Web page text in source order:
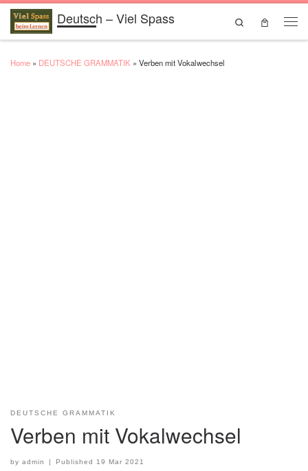
Skip to contentDeutsch – Viel Spass
Search
Home » DEUTSCHE GRAMMATIK » Verben mit Vokalwechsel
DEUTSCHE GRAMMATIK
Verben mit Vokalwechsel
by admin Published19 Mar 2021